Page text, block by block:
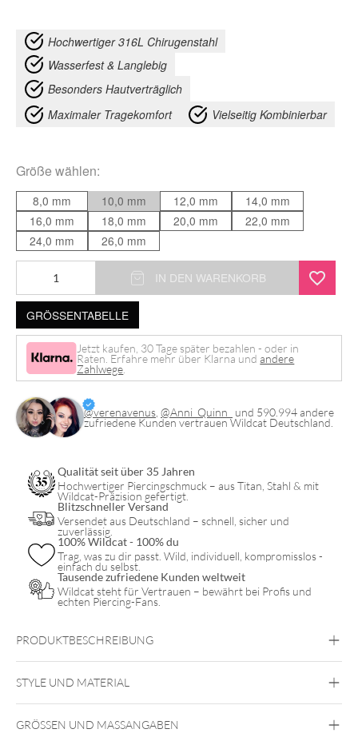
Hochwertiger 316L Chirugenstahl
Wasserfest & Langlebig
Besonders Hautverträglich
Maximaler Tragekomfort
Vielseitig Kombinierbar
Größe wählen:
8,0 mm 10,0 mm 12,0 mm
14,0 mm
16,0 mm
18,0 mm 20,0 mm
22,0 mm
24,0 mm
26,0 mm
Dream
Dangling
Tunnel
Menge
IN DEN WARENKORB
GRÖSSENTABELLE
Jetzt kaufen, 30 Tage später bezahlen - oder in
Raten. Erfahre mehr über Klarna undandere
Zahlwege
@verenavenus @Anni_Quinn_ und 590.994 andere
zufriedene Kunden vertrauen Wildcat Deutschland.
Qualität seit über 35 Jahren
Hochwertiger Piercingschmuck – aus Titan, Stahl & mit
Wildcat-Präzision gefertigt.
Blitzschneller Versand
Versendet aus Deutschland – schnell, sicher und
zuverlässig.
100% Wildcat - 100% du
Trag, was zu dir passt. Wild, individuell, kompromisslos -
einfach du selbst.
Tausende zufriedene Kunden weltweit
Wildcat steht für Vertrauen – bewährt bei Profis und
echten Piercing-Fans.
PRODUKTBESCHREIBUNG
STYLE UND MATERIAL
Chirurgenstahl 316L
GRÖSSEN UND MASSANGABEN